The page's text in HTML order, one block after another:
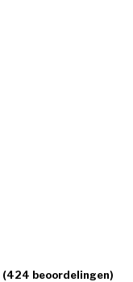
(424 beoordelingen)